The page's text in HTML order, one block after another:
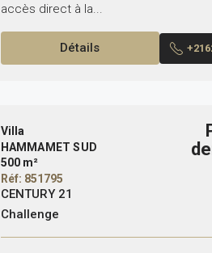
accès direct à la...
Détails
Villa
HAMMAMET SUD
500 m²
Réf: 851795
CENTURY 21
Challenge